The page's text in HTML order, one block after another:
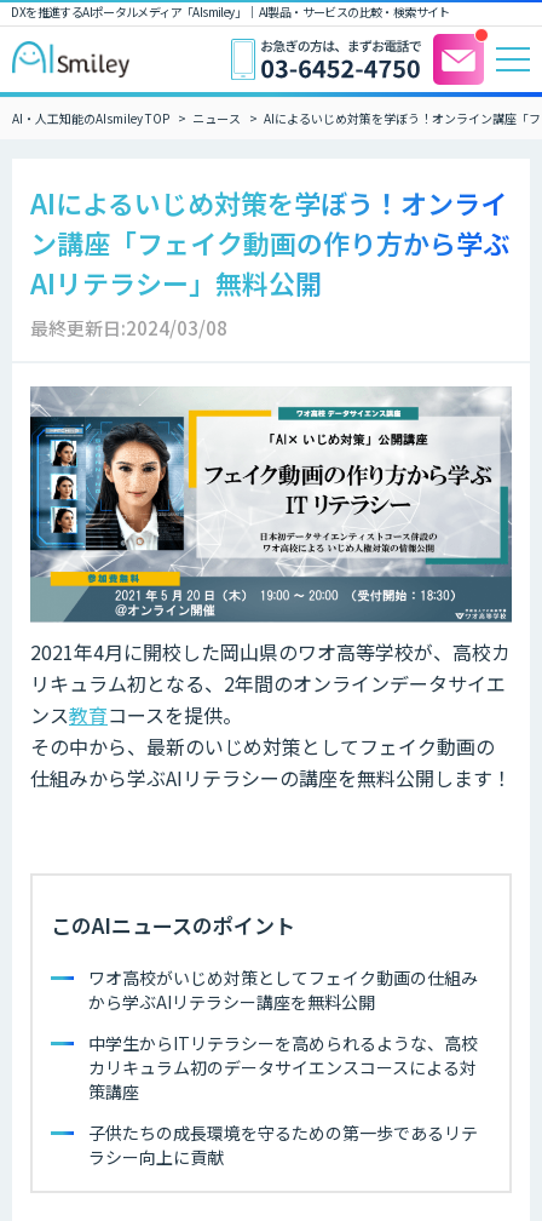
DXを推進するAIポータルメディア「AIsmiley」｜ AI製品・サービスの比較・検索サイト
AI・人工知能のAIsmiley TOP ニュース AIによるいじめ対策を学ぼう！オンライン講座「
AIによるいじめ対策を学ぼう！オンライ
ン講座「フェイク動画の作り方から学ぶ
AIリテラシー」無料公開
最終更新日:2024/03/08
2021年4月に開校した岡山県のワオ高等学校が、高校カ
リキュラム初となる、2年間のオンラインデータサイエ
ンス教育コースを提供。
その中から、最新のいじめ対策としてフェイク動画の
仕組みから学ぶAIリテラシーの講座を無料公開します！
このAIニュースのポイント
ワオ高校がいじめ対策としてフェイク動画の仕組み
から学ぶAIリテラシー講座を無料公開
中学生からITリテラシーを高められるような、高校
カリキュラム初のデータサイエンスコースによる対
策講座
子供たちの成長環境を守るための第一歩であるリテ
ラシー向上に貢献